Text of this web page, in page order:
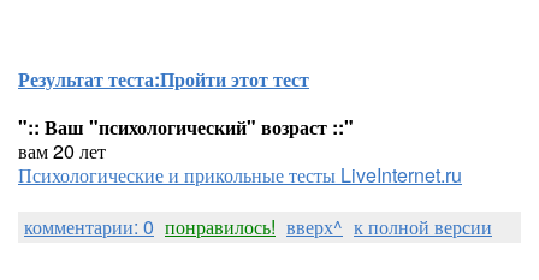
Результат теста:Пройти этот тест
":: Ваш "психологический" возраст ::"
вам 20 лет
Психологические и прикольные тесты LiveInternet.ru
комментарии: 0 понравилось! вверх^ к полной версии